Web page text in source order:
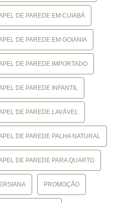
DE PAREDE EM CUIABÁ
DE PAREDE EM GOIANIA
DE PAREDE IMPORTADO
DE PAREDE INFANTIL
DE PAREDE LAVÁVEL
DE PAREDE PALHA NATURAL
DE PAREDE PARA QUARTO
PROMOÇÃO